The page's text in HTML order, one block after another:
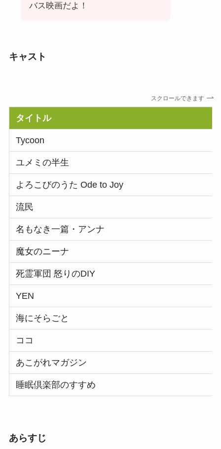
バス映画だよ！
キャスト
スクロールできます
タイトル
Tycoon
ユメミの半生
よろこびのうた Ode to Joy
流民
名もなき一篇・アンナ
魔女のニーナ
死霊軍団 怒りのDIY
YEN
海にそらごと
ココ
あこがれマガジン
睡眠倶楽部のすすめ
あらすじ